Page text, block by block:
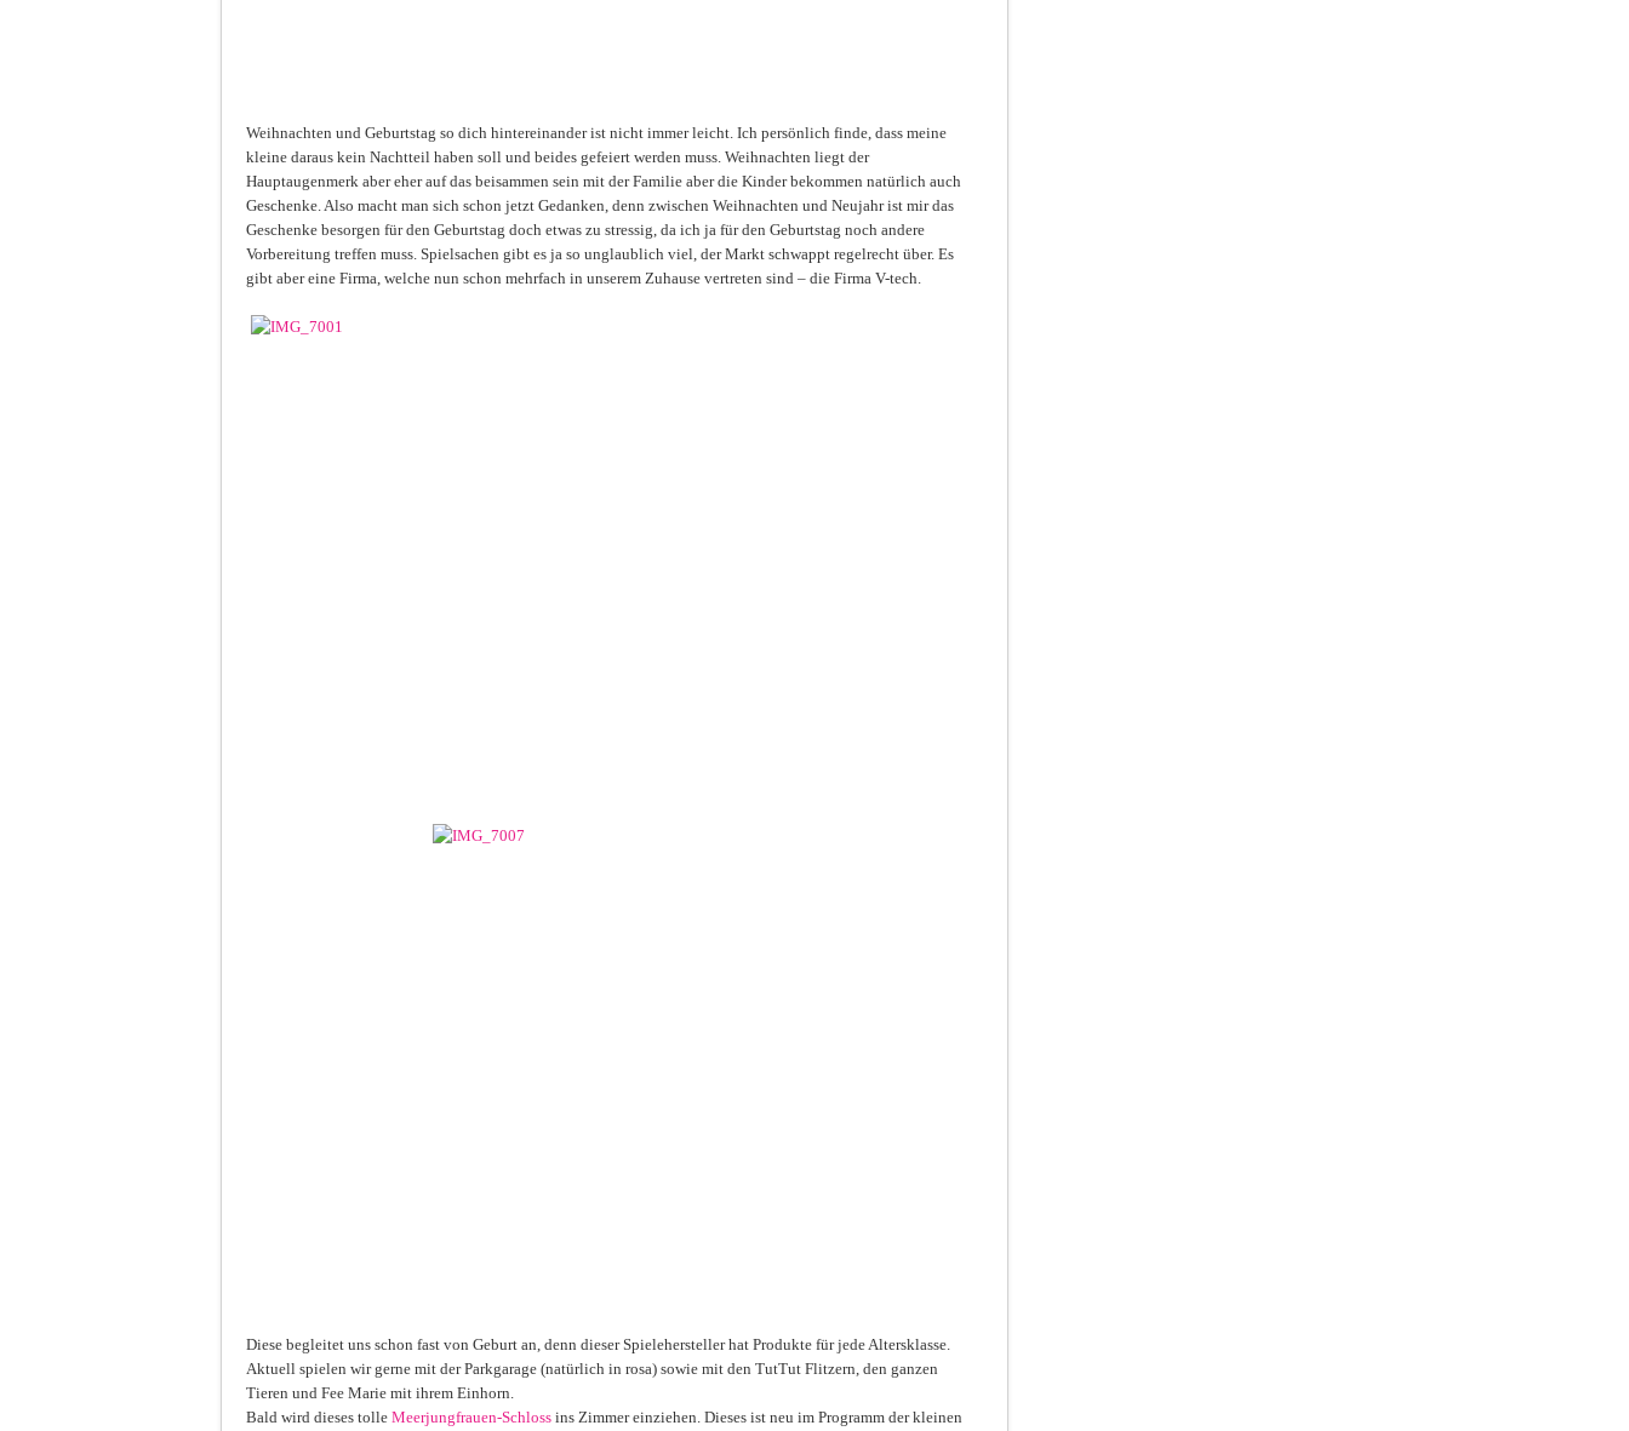
Weihnachten und Geburtstag so dich hintereinander ist nicht immer leicht. Ich persönlich finde, dass meine
kleine daraus kein Nachtteil haben soll und beides gefeiert werden muss. Weihnachten liegt der
Hauptaugenmerk aber eher auf das beisammen sein mit der Familie aber die Kinder bekommen natürlich auch
Geschenke. Also macht man sich schon jetzt Gedanken, denn zwischen Weihnachten und Neujahr ist mir das
Geschenke besorgen für den Geburtstag doch etwas zu stressig, da ich ja für den Geburtstag noch andere
Vorbereitung treffen muss. Spielsachen gibt es ja so unglaublich viel, der Markt schwappt regelrecht über. Es
gibt aber eine Firma, welche nun schon mehrfach in unserem Zuhause vertreten sind – die Firma V-tech.
Diese begleitet uns schon fast von Geburt an, denn dieser Spielehersteller hat Produkte für jede Altersklasse.
Aktuell spielen wir gerne mit der Parkgarage (natürlich in rosa) sowie mit den TutTut Flitzern, den ganzen
Tieren und Fee Marie mit ihrem Einhorn.
Bald wird dieses tolle Meerjungfrauen-Schloss ins Zimmer einziehen. Dieses ist neu im Programm der kleinen